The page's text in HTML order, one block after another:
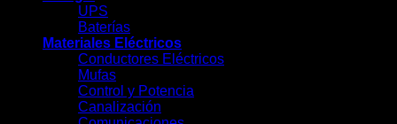
UPS
Baterías
Materiales Eléctricos
Conductores Eléctricos
Mufas
Control y Potencia
Canalización